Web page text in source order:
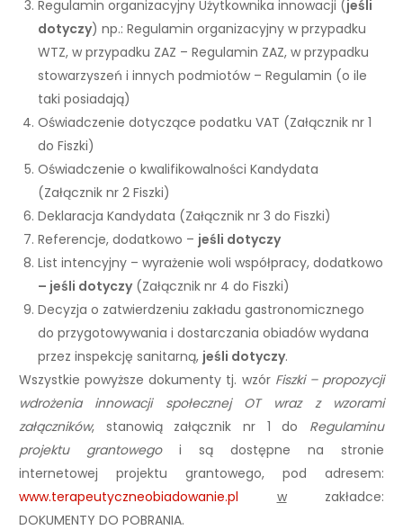
Regulamin organizacyjny Użytkownika innowacji (jeśli
dotyczy) np.: Regulamin organizacyjny w przypadku
WTZ, w przypadku ZAZ – Regulamin ZAZ, w przypadku
stowarzyszeń i innych podmiotów – Regulamin (o ile
taki posiadają)
Oświadczenie dotyczące podatku VAT (Załącznik nr 1
do Fiszki)
Oświadczenie o kwalifikowalności Kandydata
(Załącznik nr 2 Fiszki)
Deklaracja Kandydata (Załącznik nr 3 do Fiszki)
Referencje, dodatkowo – jeśli dotyczy
List intencyjny – wyrażenie woli współpracy, dodatkowo
– jeśli dotyczy(Załącznik nr 4 do Fiszki)
Decyzja o zatwierdzeniu zakładu gastronomicznego
do przygotowywania i dostarczania obiadów wydana
przez inspekcję sanitarną, jeśli dotyczy.
Wszystkie powyższe dokumenty tj. wzór Fiszki – propozycji
wdrożenia innowacji społecznej OT wraz z wzorami
załączników, stanowią załącznik nr 1 do Regulaminu
projektu grantowegoi są dostępne na stronie
internetowej projektu grantowego, pod adresem:
www.terapeutyczneobiadowanie.pl
wzakładce:
DOKUMENTY DO POBRANIA.